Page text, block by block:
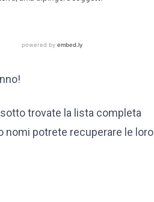
trovate la lista completa
nomi potrete recuperare le loro